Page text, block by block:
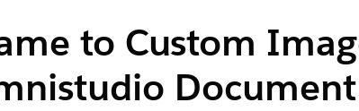
to Custom